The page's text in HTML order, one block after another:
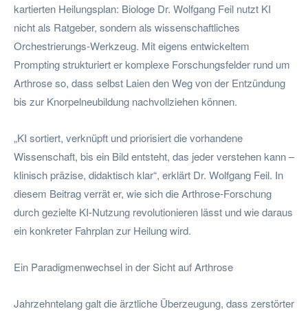
kartierten Heilungsplan: Biologe Dr. Wolfgang Feil nutzt KI
nicht als Ratgeber, sondern als wissenschaftliches
Orchestrierungs-Werkzeug. Mit eigens entwickeltem
Prompting strukturiert er komplexe Forschungsfelder rund um
Arthrose so, dass selbst Laien den Weg von der Entzündung
bis zur Knorpelneubildung nachvollziehen können.
„KI sortiert, verknüpft und priorisiert die vorhandene
Wissenschaft, bis ein Bild entsteht, das jeder verstehen kann –
klinisch präzise, didaktisch klar“, erklärt Dr. Wolfgang Feil. In
diesem Beitrag verrät er, wie sich die Arthrose-Forschung
durch gezielte KI-Nutzung revolutionieren lässt und wie daraus
ein konkreter Fahrplan zur Heilung wird.
Ein Paradigmenwechsel in der Sicht auf Arthrose
Jahrzehntelang galt die ärztliche Überzeugung, dass zerstörter